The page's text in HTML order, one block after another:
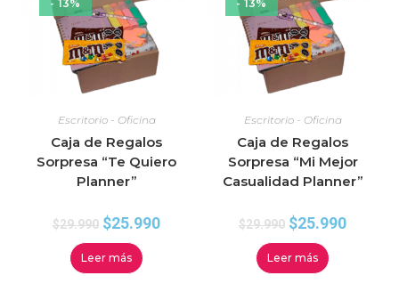
- 13%
Escritorio - Oficina
Caja de Regalos
Sorpresa “Te Quiero
Planner”
$29.990 $25.990
Leer más
- 13%
Escritorio - Oficina
Caja de Regalos
Sorpresa “Mi Mejor
Casualidad Planner”
$29.990 $25.990
Leer más